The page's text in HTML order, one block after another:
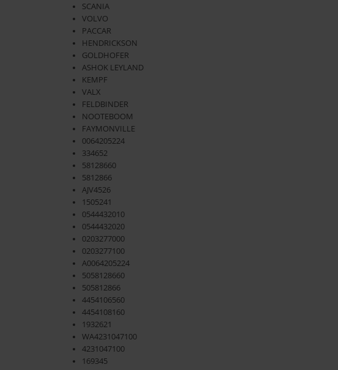
SCANIA
VOLVO
PACCAR
HENDRICKSON
GOLDHOFER
ASHOK LEYLAND
KEMPF
VALX
FELDBINDER
NOOTEBOOM
FAYMONVILLE
0064205224
334652
58128660
5812866
AJV4526
1505241
0544432010
0544432020
0203277000
0203277100
A0064205224
5058128660
505812866
4454106560
4454108160
1932621
WA4231047100
4231047100
169345